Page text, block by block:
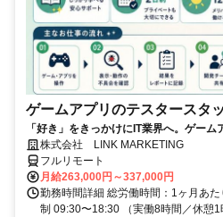
ゲームアプリのテスタースタ
「好き」をきっかけにIT業界へ。ゲーム
株式会社 LINK MARKETING
フルリモート
月給263,000円～337,000円
勤務時間詳細 総労働時間：1ヶ月あ
制 09:30〜18:30 （実働8時間／休憩